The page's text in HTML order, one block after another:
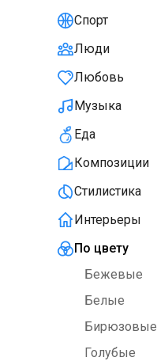
Спорт
Люди
Любовь
Музыка
Еда
Композиции
Стилистика
Интерьеры
По цвету
Бежевые
Белые
Бирюзовые
Голубые